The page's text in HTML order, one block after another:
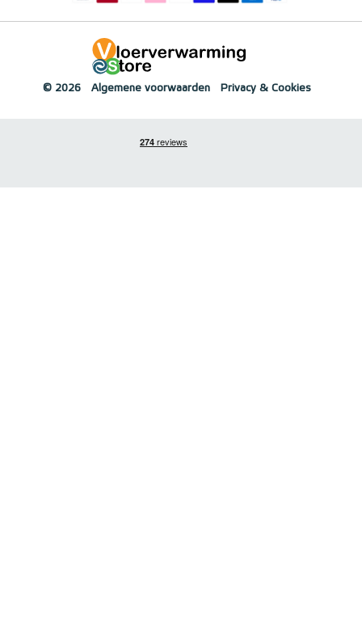
© 2026 Algemene voorwaarden Privacy & Cookies